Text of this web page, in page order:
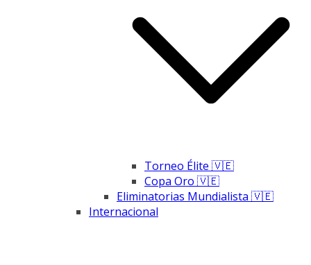
Torneo Élite 🇻🇪
Copa Oro 🇻🇪
Eliminatorias Mundialista 🇻🇪
Internacional